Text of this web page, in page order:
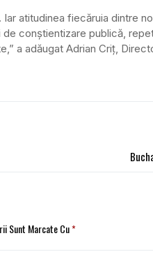
atitudinea fiecăruia dintre
conștientizare publică,
a adăugat Adrian Criț,
Sunt Marcate Cu*